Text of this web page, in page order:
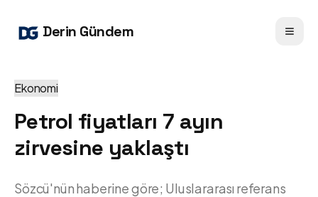
Derin Gündem
Ekonomi
Petrol fiyatları 7 ayın
zirvesine yaklaştı
Sözcü'nün haberine göre; Uluslararası referans